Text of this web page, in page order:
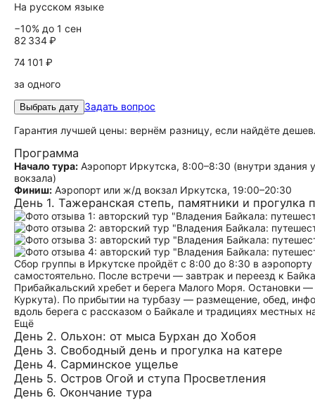
На русском языке
−10% до 1 сен
82 334 ₽
74 101 ₽
за одного
Выбрать дату Задать вопрос
Гарантия лучшей цены: вернём разницу, если найдёте
Программа
Начало тура: Аэропорт Иркутска, 8:00–8:30 (внутри
вокзала)
Финиш: Аэропорт или ж/д вокзал Иркутска, 19:00–20:30
День 1. Тажеранская степь, памятники и
Сбор группы в Иркутске пройдёт с 8:00 до 8:30 в
самостоятельно. После встречи — завтрак и переезд к
Прибайкальский хребет и берега Малого Моря. Остановки
Куркута). По прибытии на турбазу — размещение, обед,
вдоль берега с рассказом о Байкале и традициях местных
Ещё
День 2. Ольхон: от мыса Бурхан до Хобоя
День 3. Свободный день и прогулка на катере
День 4. Сарминское ущелье
День 5. Остров Огой и ступа Просветления
День 6. Окончание тура